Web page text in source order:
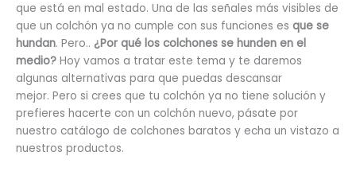
que está en mal estado. Una de las señales más visibles de
que un colchón ya no cumple con sus funciones es que se
hundan. Pero.. ¿Por qué los colchones se hunden en el
medio? Hoy vamos a tratar este tema y te daremos
algunas alternativas para que puedas descansar
mejor. Pero si crees que tu colchón ya no tiene solución y
prefieres hacerte con un colchón nuevo, pásate por
nuestro catálogo de colchones baratos y echa un vistazo a
nuestros productos.